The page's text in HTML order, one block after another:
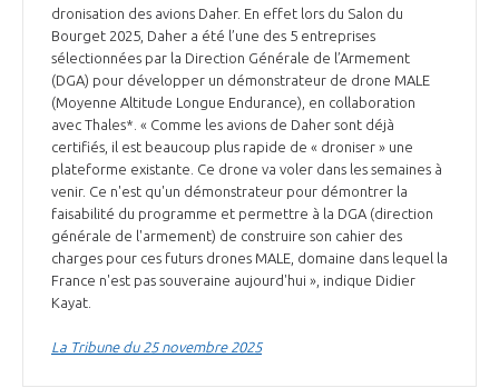
dronisation des avions Daher. En effet lors du Salon du
Bourget 2025, Daher a été l’une des 5 entreprises
sélectionnées par la Direction Générale de l’Armement
(DGA) pour développer un démonstrateur de drone MALE
(Moyenne Altitude Longue Endurance), en collaboration
avec Thales*. « Comme les avions de Daher sont déjà
certifiés, il est beaucoup plus rapide de « droniser » une
plateforme existante. Ce drone va voler dans les semaines à
venir. Ce n'est qu'un démonstrateur pour démontrer la
faisabilité du programme et permettre à la DGA (direction
générale de l'armement) de construire son cahier des
charges pour ces futurs drones MALE, domaine dans lequel la
France n'est pas souveraine aujourd'hui », indique Didier
Kayat.
La Tribune du 25 novembre 2025